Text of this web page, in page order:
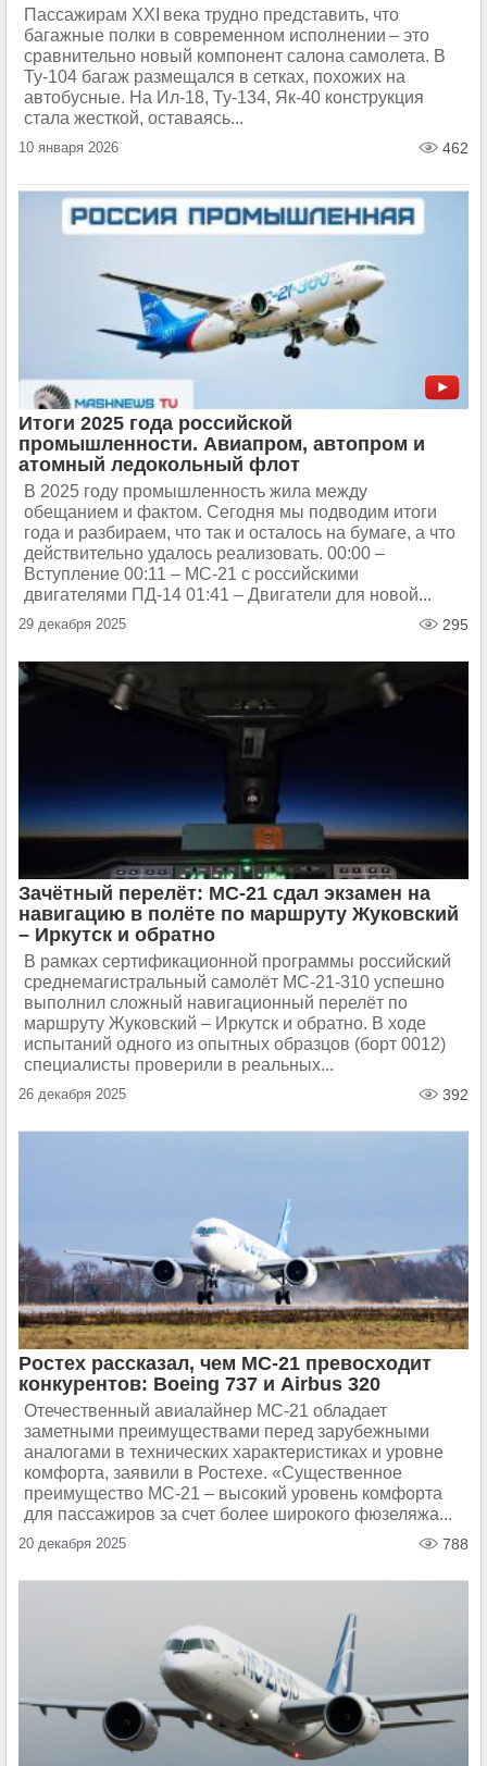
Пассажирам XXI века трудно представить, что
багажные полки в современном исполнении – это
сравнительно новый компонент салона самолета. В
Ту-104 багаж размещался в сетках, похожих на
автобусные. На Ил-18, Ту-134, Як-40 конструкция
стала жесткой, оставаясь...
10 января 2026 462
Итоги 2025 года российской
промышленности. Авиапром, автопром и
атомный ледокольный флот
В 2025 году промышленность жила между
обещанием и фактом. Сегодня мы подводим итоги
года и разбираем, что так и осталось на бумаге, а что
действительно удалось реализовать. 00:00 –
Вступление 00:11 – МС-21 с российскими
двигателями ПД-14 01:41 – Двигатели для новой...
29 декабря 2025 295
Зачётный перелёт: МС-21 сдал экзамен на
навигацию в полёте по маршруту Жуковский
– Иркутск и обратно
В рамках сертификационной программы российский
среднемагистральный самолёт МС-21-310 успешно
выполнил сложный навигационный перелёт по
маршруту Жуковский – Иркутск и обратно. В ходе
испытаний одного из опытных образцов (борт 0012)
специалисты проверили в реальных...
26 декабря 2025 392
Ростех рассказал, чем МС-21 превосходит
конкурентов: Boeing 737 и Airbus 320
Отечественный авиалайнер МС-21 обладает
заметными преимуществами перед зарубежными
аналогами в технических характеристиках и уровне
комфорта, заявили в Ростехе. «Существенное
преимущество МС-21 – высокий уровень комфорта
для пассажиров за счет более широкого фюзеляжа...
20 декабря 2025 788